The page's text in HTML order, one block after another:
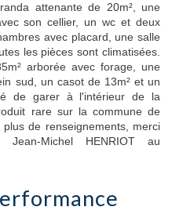
attenante de 20m², une
son cellier, un wc et deux
avec placard, une salle
les pièces sont climatisées.
arborée avec forage, une
sud, un casot de 13m² et un
de garer à l'intérieur de la
rare sur la commune de
de renseignements, merci
Michel HENRIOT au